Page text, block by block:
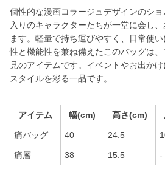
個性的な漫画コラージュデザインのシ
入りのキャラクターたちが一堂に会し
ます。軽量で持ち運びやすく、日常使
性と機能性を兼ね備えたこのバッグは
見のアイテムです。イベントやお出か
スタイルを彩る一品です。
アイテム 幅(cm) 高さ(cm)
痛バッグ 40 24.5
痛層 38 15.5 -